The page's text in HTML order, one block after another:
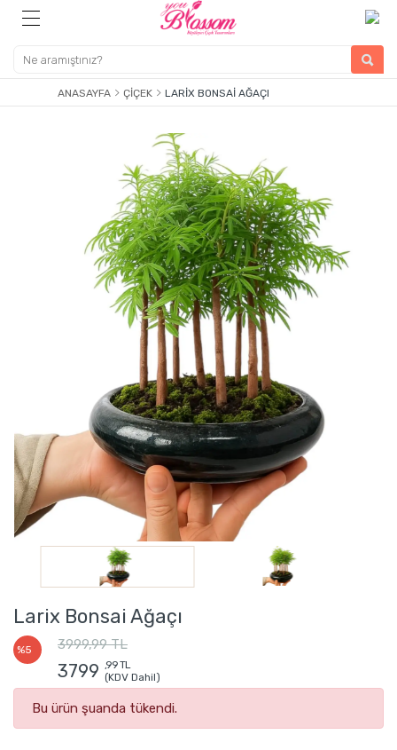
ANASAYFA ÇIÇEK LARIX BONSAI AĞAÇI
Larix Bonsai Ağaçı
%5 3999,99 TL
3799 ,99 TL
(KDV Dahil)
Bu ürün şuanda tükendi.